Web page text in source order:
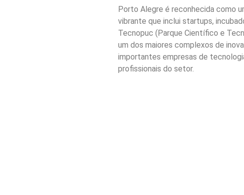
Porto Alegre é reconhecida como
vibrante que inclui startups,
Tecnopuc (Parque Científico e
um dos maiores complexos de
importantes empresas de
profissionais do setor.